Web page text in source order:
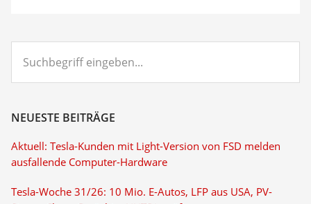
eingeben...
NEUESTE BEITRÄGE
Aktuell: Tesla-Kunden mit Light-Version von FSD melden
ausfallende Computer-Hardware
Tesla-Woche 31/26: 10 Mio. E-Autos, LFP aus USA, PV-